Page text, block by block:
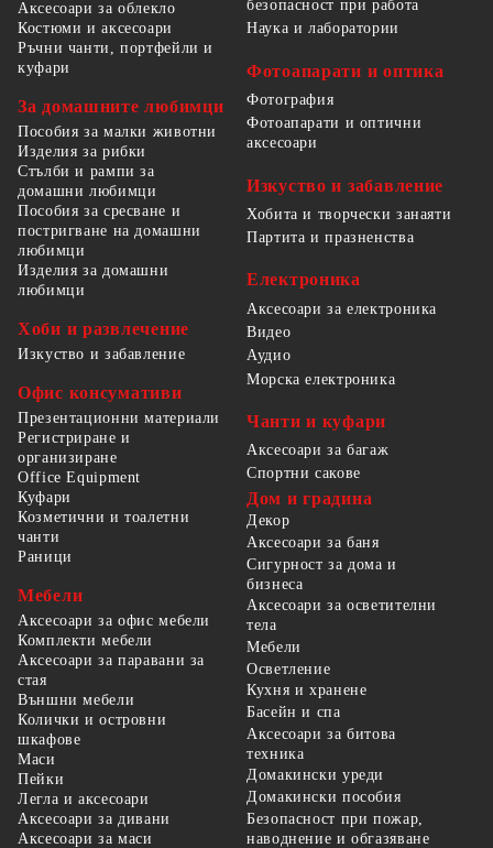
Аксесоари за облекло
Костюми и аксесоари
Ръчни чанти, портфейли и
куфари
За домашните любимци
Пособия за малки животни
Изделия за рибки
Стълби и рампи за
домашни любимци
Пособия за сресване и
постригване на домашни
любимци
Изделия за домашни
любимци
Хоби и развлечение
Изкуство и забавление
Офис консумативи
Презентационни материали
Регистриране и
организиране
Office Equipment
безопасност при работа
Наука и лаборатории
Фотоапарати и оптика
Фотография
Фотоапарати и оптични
аксесоари
Изкуство и забавление
Хобита и творчески занаяти
Партита и празненства
Електроника
Аксесоари за електроника
Видео
Аудио
Морска електроника
Чанти и куфари
Аксесоари за багаж
Спортни сакове
Куфари
Козметични и тоалетни
чанти
Раници
Мебели
Аксесоари за офис мебели
Комплекти мебели
Аксесоари за паравани за
стая
Външни мебели
Колички и островни
шкафове
Маси
Пейки
Легла и аксесоари
Аксесоари за дивани
Аксесоари за маси
Дом и градина
Декор
Аксесоари за баня
Сигурност за дома и
бизнеса
Аксесоари за осветителни
тела
Мебели
Осветление
Кухня и хранене
Басейн и спа
Аксесоари за битова
техника
Домакински уреди
Домакински пособия
Безопасност при пожар,
наводнение и обгазяване